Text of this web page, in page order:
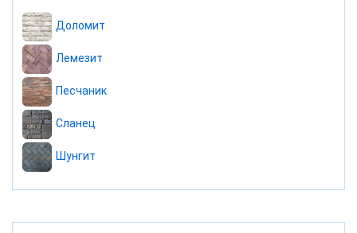
Доломит
Лемезит
Песчаник
Сланец
Шунгит